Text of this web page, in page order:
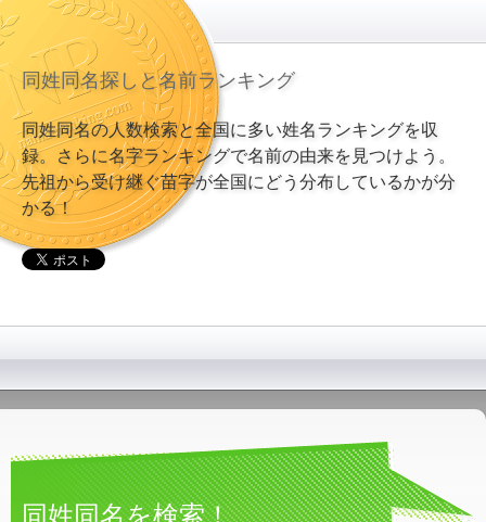
同姓同名探しと名前ランキング
同姓同名の人数検索と全国に多い姓名ランキングを収
録。さらに名字ランキングで名前の由来を見つけよう。
先祖から受け継ぐ苗字が全国にどう分布しているかが分
かる！
同姓同名を検索！